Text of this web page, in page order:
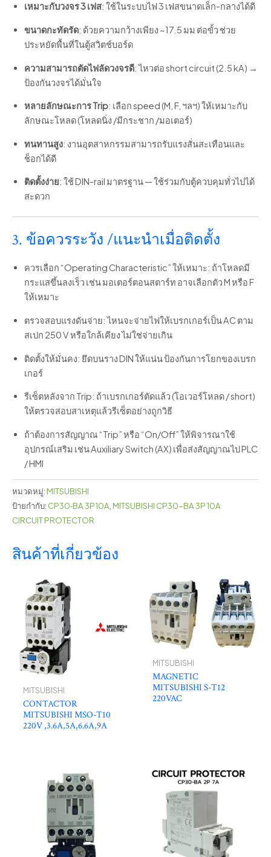
เหมาะกับวงจร 3 เฟส: ใช้ในระบบไฟ 3 เฟสขนาดเล็ก-กลางได้ดี
ขนาดกะทัดรัด: ด้วยความกว้างเพียง ~17.5 มม ต่อขั้ว ช่วย
ประหยัดพื้นที่ในตู้สวิตช์บอร์ด
ความสามารถตัดไฟลัดวงจรดี: ไหวต่อ short circuit (2.5 kA) →
ป้องกันวงจรได้มั่นใจ
หลายลักษณะการ Trip: เลือก speed (M, F, ฯลฯ) ให้เหมาะกับ
ลักษณะโหลด (โหลดนิ่ง /มีกระชาก /มอเตอร์)
ทนทานสูง: งานอุตสาหกรรมสามารถรับแรงสั่นสะเทือนและ
ช็อกได้ดี
ติดตั้งง่าย: ใช้ DIN-rail มาตรฐาน — ใช้ร่วมกับตู้ควบคุมทั่วไปได้
สะดวก
3. ข้อควรระวัง /แนะนำเมื่อติดตั้ง
ควรเลือก “Operating Characteristic” ให้เหมาะ: ถ้าโหลดมี
กระแสขึ้นลงเร็ว เช่น มอเตอร์ตอนสตาร์ท อาจเลือกตัว M หรือ F
ให้เหมาะ
ตรวจสอบแรงดันจ่าย: ไหนจะจ่ายไฟให้เบรกเกอร์เป็น AC ตาม
สเปก 250 V หรือใกล้เคียง ไม่ใช่จ่ายเกิน
ติดตั้งให้มั่นคง: ยึดบนราง DIN ให้แน่น ป้องกันการโยกของเบรก
เกอร์
รีเซ็ตหลังจาก Trip: ถ้าเบรกเกอร์ตัดแล้ว (โอเวอร์โหลด / short)
ให้ตรวจสอบสาเหตุแล้วรีเซ็ตอย่างถูกวิธี
ถ้าต้องการสัญญาณ “Trip” หรือ “On/Off” ให้พิจารณาใช้
อุปกรณ์เสริม เช่น Auxiliary Switch (AX) เพื่อส่งสัญญาณไป PLC
/ HMI
หมวดหมู่: MITSUBISHI
ป้ายกำกับ: CP30‑BA 3P 10A MITSUBISHI CP30-BA 3P 10A
CIRCUIT PROTECTOR
สินค้าที่เกี่ยวข้อง
MITSUBISHI
CONTACTOR
MITSUBISHI MSO-T10
220V ,3.6A,5A,6.6A,9A
MITSUBISHI
MAGNETIC
MITSUBISHI S-T12
220VAC